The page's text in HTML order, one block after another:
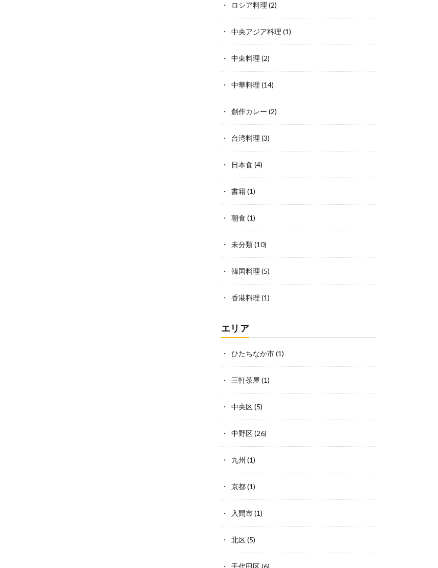
ロシア料理 (2)
中央アジア料理 (1)
中東料理 (2)
中華料理 (14)
創作カレー (2)
台湾料理 (3)
日本食 (4)
書籍(1)
朝食 (1)
未分類(10)
韓国料理 (5)
香港料理 (1)
エリア
ひたちなか市(1)
三軒茶屋 (1)
中央区(5)
中野区(26)
九州 (1)
京都(1)
入間市(1)
北区(5)
千代田区(6)